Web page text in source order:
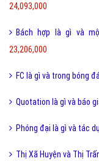
24,093,000
Bách hợp là gì và
23,206,000
FC là gì và trong bóng
Quotation là gì và báo
Phóng đại là gì và tác
Thị Xã Huyện và Thị